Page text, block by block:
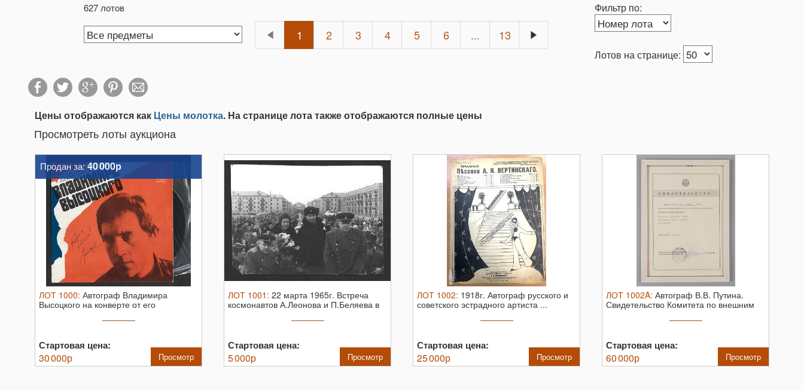
627 лотов Фильтр по:
Лотов на странице:
1 2 3 4 5 6 ... 13
Цены отображаются как Цены молотка. На странице лота также отображаются полные цены
Просмотреть лоты аукциона
Продан за: 40 000р
ЛОТ 1000: Автограф Владимира
Высоцкого на конверте от его
Стартовая цена:
30 000р Просмотр
ЛОТ 1001 : 22 марта 1965г. Встреча
космонавтов А.Леонова и П.Беляева в
Стартовая цена:
5 000р Просмотр
ЛОТ 1002: 1918г. Автограф русского и
советского эстрадного артиста ...
Стартовая цена:
25 000р Просмотр
ЛОТ 1002A: Автограф В.В. Путина.
Свидетельство Комитета по внешним
Стартовая цена:
60 000р Просмотр